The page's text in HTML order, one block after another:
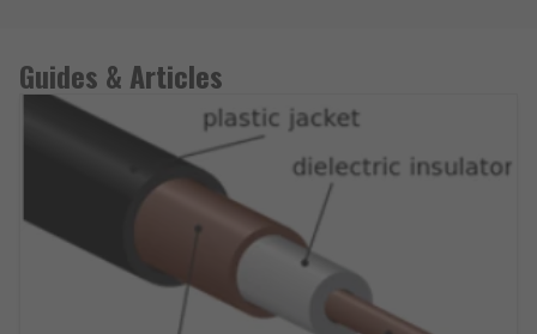
Guides & Articles